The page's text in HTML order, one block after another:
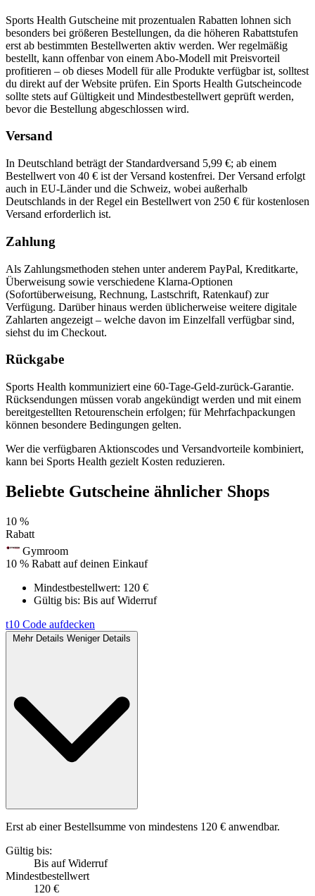
Sports Health Gutscheine mit prozentualen Rabatten lohnen sich
besonders bei größeren Bestellungen, da die höheren Rabattstufen
erst ab bestimmten Bestellwerten aktiv werden. Wer regelmäßig
bestellt, kann offenbar von einem Abo-Modell mit Preisvorteil
profitieren – ob dieses Modell für alle Produkte verfügbar ist, solltest
du direkt auf der Website prüfen. Ein Sports Health Gutscheincode
sollte stets auf Gültigkeit und Mindestbestellwert geprüft werden,
bevor die Bestellung abgeschlossen wird.
Versand
In Deutschland beträgt der Standardversand 5,99 €; ab einem
Bestellwert von 40 € ist der Versand kostenfrei. Der Versand erfolgt
auch in EU-Länder und die Schweiz, wobei außerhalb
Deutschlands in der Regel ein Bestellwert von 250 € für kostenlosen
Versand erforderlich ist.
Zahlung
Als Zahlungsmethoden stehen unter anderem PayPal, Kreditkarte,
Überweisung sowie verschiedene Klarna-Optionen
(Sofortüberweisung, Rechnung, Lastschrift, Ratenkauf) zur
Verfügung. Darüber hinaus werden üblicherweise weitere digitale
Zahlarten angezeigt – welche davon im Einzelfall verfügbar sind,
siehst du im Checkout.
Rückgabe
Sports Health kommuniziert eine 60-Tage-Geld-zurück-Garantie.
Rücksendungen müssen vorab angekündigt werden und mit einem
bereitgestellten Retourenschein erfolgen; für Mehrfachpackungen
können besondere Bedingungen gelten.
Wer die verfügbaren Aktionscodes und Versandvorteile kombiniert,
kann bei Sports Health gezielt Kosten reduzieren.
Beliebte Gutscheine ähnlicher Shops
10 %
Rabatt
Gymroom
10 % Rabatt auf deinen Einkauf
Mindestbestellwert: 120 €
Gültig bis: Bis auf Widerruf
t10 Code aufdecken
Mehr Details Weniger Details
Erst ab einer Bestellsumme von mindestens 120 € anwendbar.
Gültig bis:
Bis auf Widerruf
Mindestbestellwert
120 €